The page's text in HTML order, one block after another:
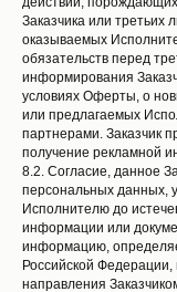
Заказчика или третьих
оказываемых
обязательств перед
информирования
условиях Оферты, о
или предлагаемых
партнерами. Заказчик
получение рекламной
8.2. Согласие, данное
персональных данных,
Исполнителю до
информации или
информацию,
Российской
направления